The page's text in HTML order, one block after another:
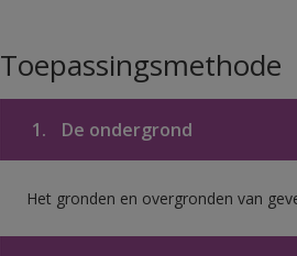
Toepassingsmethode
1. De ondergrond
Het gronden en overgronden van